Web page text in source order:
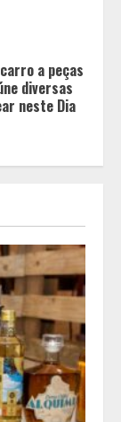
neste Dia
com a
na cor
importa.